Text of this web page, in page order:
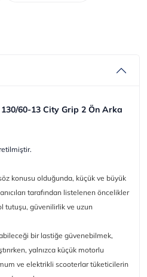
60-13 City Grip 2 Ön Arka
konusu olduğunda, küçük ve büyük
tarafından listelenen öncelikler
tutuşu, güvenilirlik ve uzun
bir lastiğe güvenebilmek,
yalnızca küçük motorlu
ve elektrikli scooterlar tüketicilerin